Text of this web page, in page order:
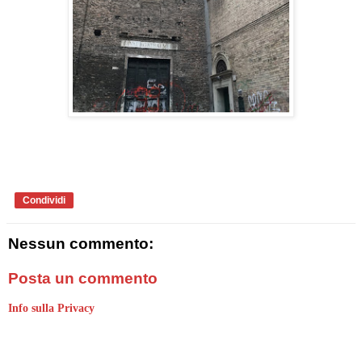
Condividi
Nessun commento:
Posta un commento
Info sulla Privacy